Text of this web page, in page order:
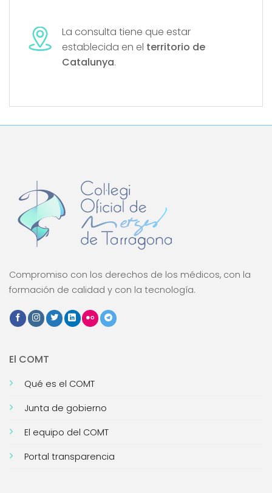
La consulta tiene que estar
establecida en el territorio de
Catalunya.
Compromiso con los derechos de los médicos, con la
formación de calidad y con la tecnología.
El COMT
Qué es el COMT
Junta de gobierno
El equipo del COMT
Portal transparencia